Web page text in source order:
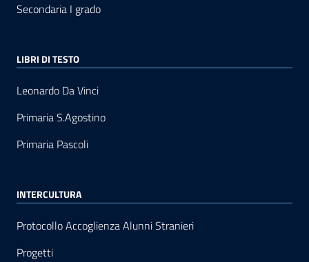
Secondaria I grado
LIBRI DI TESTO
Leonardo Da Vinci
Primaria S.Agostino
Primaria Pascoli
INTERCULTURA
Protocollo Accoglienza Alunni Stranieri
Progetti